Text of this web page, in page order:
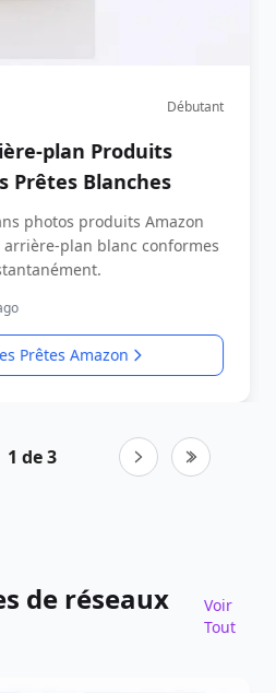
Débutant
plan Produits
Prêtes Blanches
photos produits Amazon
arrière-plan blanc conformes
Prêtes Amazon
1 de 3
de réseaux
Voir
Tout